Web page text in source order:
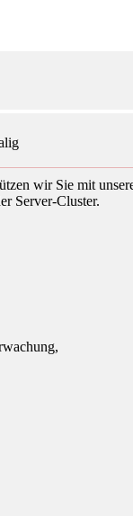
wir Sie mit
Server-Cluster.